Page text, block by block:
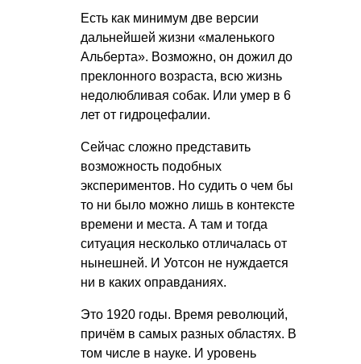
Есть как минимум две версии
дальнейшей жизни «маленького
Альберта». Возможно, он дожил до
преклонного возраста, всю жизнь
недолюбливая собак. Или умер в 6
лет от гидроцефалии.
Сейчас сложно представить
возможность подобных
экспериментов. Но судить о чем бы
то ни было можно лишь в контексте
времени и места. А там и тогда
ситуация несколько отличалась от
нынешней. И Уотсон не нуждается
ни в каких оправданиях.
Это 1920 годы. Время революций,
причём в самых разных областях. В
том числе в науке. И уровень